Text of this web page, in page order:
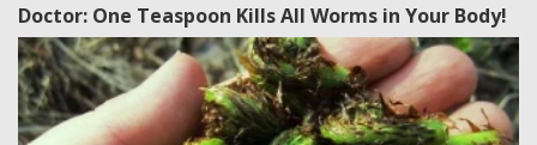
Doctor: One Teaspoon Kills All Worms in Your Body!